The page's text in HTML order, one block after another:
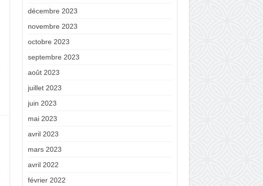
décembre 2023
novembre 2023
octobre 2023
septembre 2023
août 2023
juillet 2023
juin 2023
mai 2023
avril 2023
mars 2023
avril 2022
février 2022